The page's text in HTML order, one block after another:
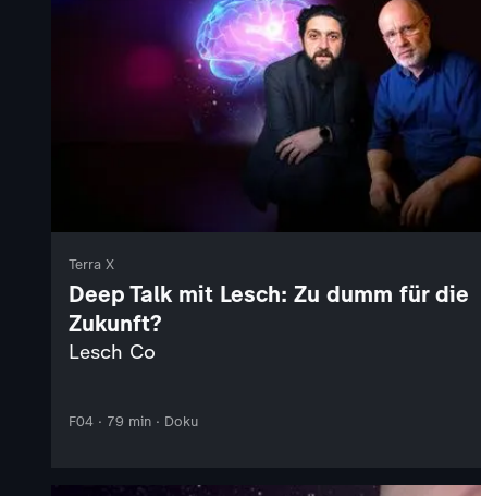
Terra X
Deep Talk mit Lesch: Zu dumm für die
Zukunft?
Lesch Co
F04 · 79 min · Doku